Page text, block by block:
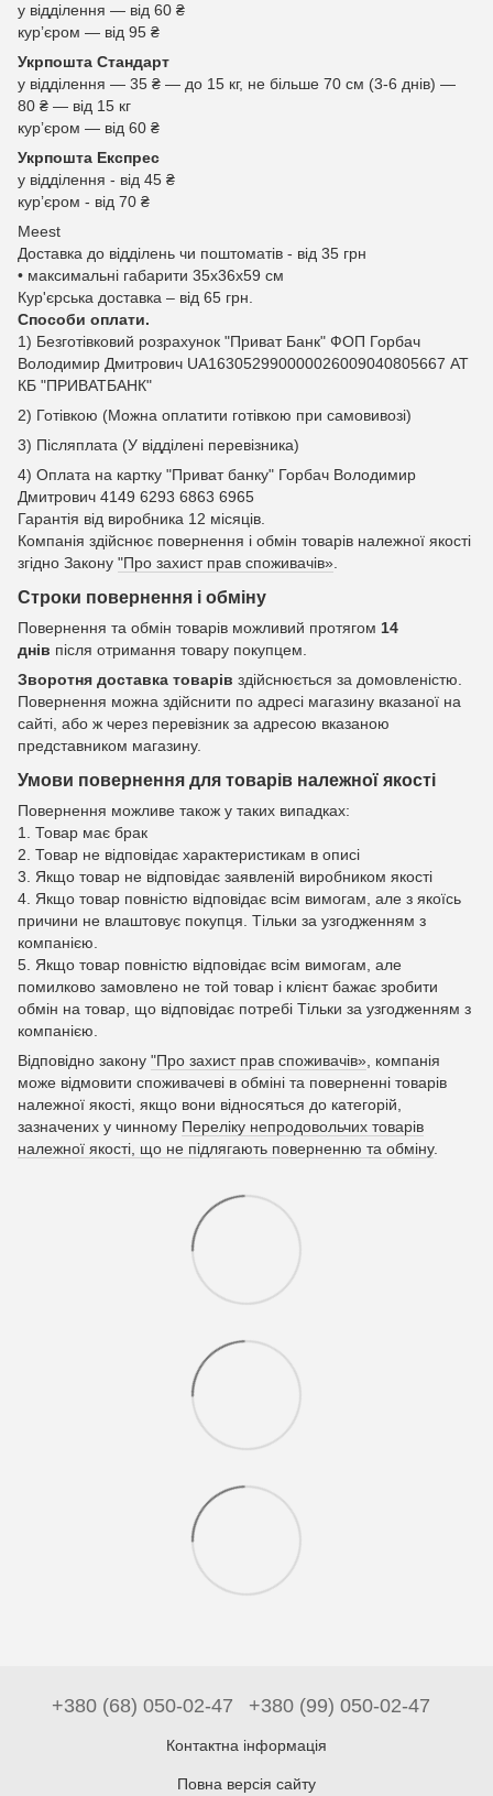
у відділення — від 60 ₴
курʼєром — від 95 ₴
Укрпошта Стандарт
у відділення — 35 ₴ — до 15 кг, не більше 70 см (3-6 днів) —
80 ₴ — від 15 кг
курʼєром — від 60 ₴
Укрпошта Експрес
у відділення - від 45 ₴
курʼєром - від 70 ₴
Meest
Доставка до відділень чи поштоматів - від 35 грн
• максимальні габарити 35x36x59 см
Кур'єрська доставка – від 65 грн.
Способи оплати.
1) Безготівковий розрахунок "Приват Банк" ФОП Горбач
Володимир Дмитрович UA163052990000026009040805667 АТ
КБ "ПРИВАТБАНК"
2) Готівкою (Можна оплатити готівкою при самовивозі)
3) Післяплата (У відділені перевізника)
4) Оплата на картку "Приват банку" Горбач Володимир
Дмитрович 4149 6293 6863 6965
Гарантія від виробника 12 місяців.
Компанія здійснює повернення і обмін товарів належної якості
згідно Закону "Про захист прав споживачів».
Строки повернення і обміну
Повернення та обмін товарів можливий протягом 14
днів після отримання товару покупцем.
Зворотня доставка товарів здійснюється за домовленістю.
Повернення можна здійснити по адресі магазину вказаної на
сайті, або ж через перевізник за адресою вказаною
представником магазину.
Умови повернення для товарів належної якості
Повернення можливе також у таких випадках:
1. Товар має брак
2. Товар не відповідає характеристикам в описі
3. Якщо товар не відповідає заявленій виробником якості
4. Якщо товар повністю відповідає всім вимогам, але з якоїсь
причини не влаштовує покупця. Тільки за узгодженням з
компанією.
5. Якщо товар повністю відповідає всім вимогам, але
помилково замовлено не той товар і клієнт бажає зробити
обмін на товар, що відповідає потребі Тільки за узгодженням з
компанією.
Відповідно закону "Про захист прав споживачів» , компанія
може відмовити споживачеві в обміні та поверненні товарів
належної якості, якщо вони відносяться до категорій,
зазначених у чинному Переліку непродовольчих товарів
належної якості, що не підлягають поверненню та обміну.
+380 (68) 050-02-47 +380 (99) 050-02-47
Контактна інформація
Повна версія сайту